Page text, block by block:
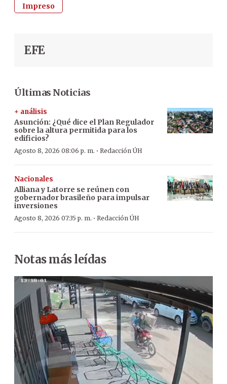
Impreso
EFE
Últimas Noticias
+ análisis
Asunción: ¿Qué dice el Plan Regulador
sobre la altura permitida para los
edificios?
Agosto 8, 2026 08:06 p. m. · Redacción ÚH
Nacionales
Alliana y Latorre se reúnen con
gobernador brasileño para impulsar
inversiones
Agosto 8, 2026 07:35 p. m. · Redacción ÚH
Notas más leídas